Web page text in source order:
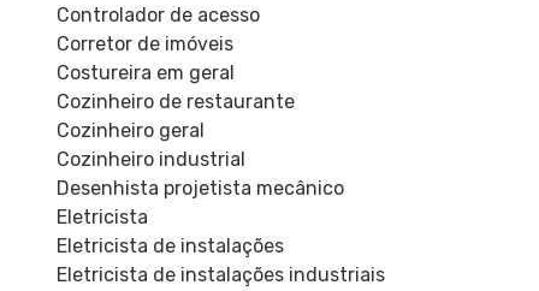
Controlador de acesso
Corretor de imóveis
Costureira em geral
Cozinheiro de restaurante
Cozinheiro geral
Cozinheiro industrial
Desenhista projetista mecânico
Eletricista
Eletricista de instalações
Eletricista de instalações industriais